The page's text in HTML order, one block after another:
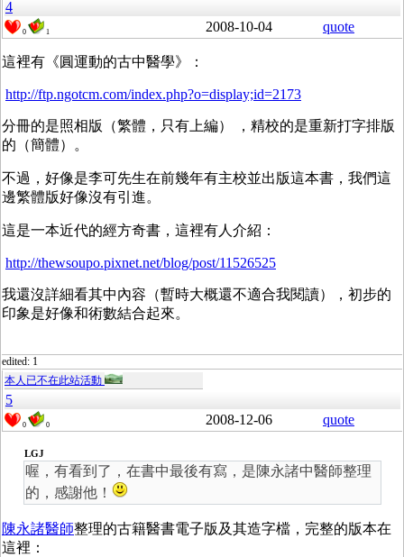
4
0 1 2008-10-04 quote
這裡有《圓運動的古中醫學》：
http://ftp.ngotcm.com/index.php?o=display;id=2173
分冊的是照相版（繁體，只有上編） ，精校的是重新打字排版
的（簡體）。
不過，好像是李可先生在前幾年有主校並出版這本書，我們這
邊繁體版好像沒有引進。
這是一本近代的經方奇書，這裡有人介紹：
http://thewsoupo.pixnet.net/blog/post/11526525
我還沒詳細看其中內容（暫時大概還不適合我閱讀），初步的
印象是好像和術數結合起來。
edited: 1
本人已不在此站活動
5
0 0 2008-12-06 quote
LGJ
喔，有看到了，在書中最後有寫，是陳永諸中醫師整理
的，感謝他！
陳永諸醫師整理的古籍醫書電子版及其造字檔，完整的版本在
這裡：